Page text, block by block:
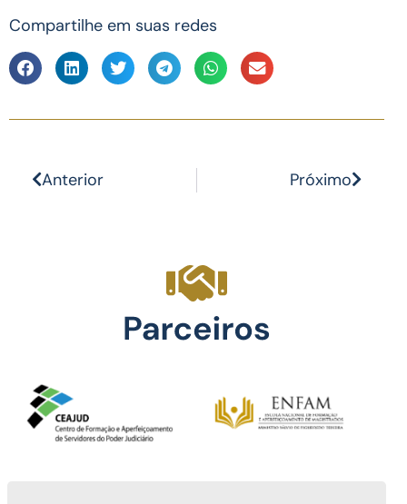
Compartilhe em suas redes
Anterior Próximo